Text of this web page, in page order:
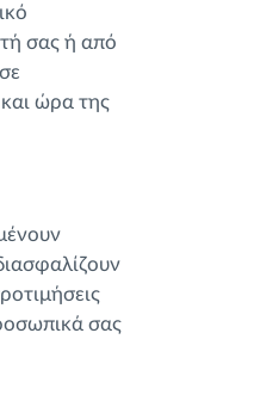
σας ή από
ώρα της
σας